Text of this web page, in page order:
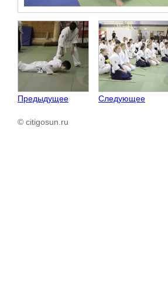
Предыдущее Следующее
© citigosun.ru